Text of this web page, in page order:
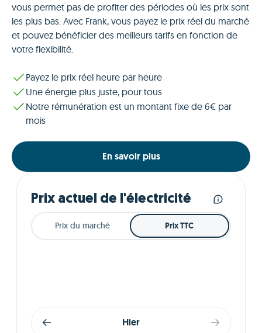
Prix actuel de l'électricité
Prix du marché Prix TTC
Hier
vous permet pas de profiter des périodes où les prix sont
les plus bas. Avec Frank, vous payez le prix réel du marché
et pouvez bénéficier des meilleurs tarifs en fonction de
votre flexibilité.
Payez le prix réel heure par heure
Une énergie plus juste, pour tous
Notre rémunération est un montant fixe de 6€ par
mois
En savoir plus